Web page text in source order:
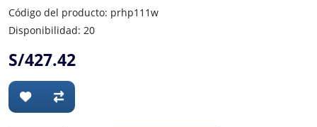
Código del producto: prhp111w
Disponibilidad: 20
S/427.42